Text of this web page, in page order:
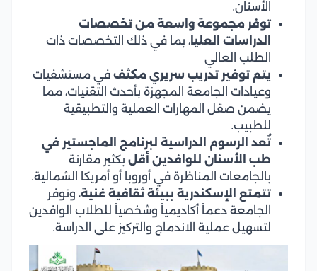
الأسنان.
توفر مجموعة واسعة من تخصصات
الدراسات العليا، بما في ذلك التخصصات ذات
الطلب العالي
يتم توفير تدريب سريري مكثف في مستشفيات
وعيادات الجامعة المجهزة بأحدث التقنيات، مما
يضمن صقل المهارات العملية والتطبيقية
للطبيب.
تُعد الرسوم الدراسية لبرنامج الماجستير في
طب الأسنان للوافدين أقل بكثير مقارنة
بالجامعات المناظرة في أوروبا أو أمريكا الشمالية.
تتمتع الإسكندرية ببيئة ثقافية غنية، وتوفر
الجامعة دعماً أكاديمياً وشخصياً للطلاب الوافدين
لتسهيل عملية الاندماج والتركيز على الدراسة.